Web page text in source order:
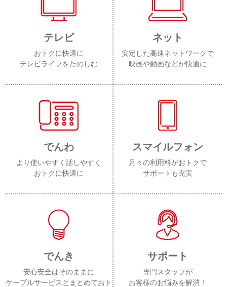
テレビ
おトクに快適に
テレビライフをたのしむ
ネット
安定した高速ネットワークで
映画や動画などが快適に
でんわ
より使いやすく話しやすく
おトクに快適に
スマイルフォン
月々の利用料がおトクで
サポートも充実
でんき
安心安全はそのままに
ケーブルサービスとまとめておト
サポート
専門スタッフが
お客様のお悩みを解消！